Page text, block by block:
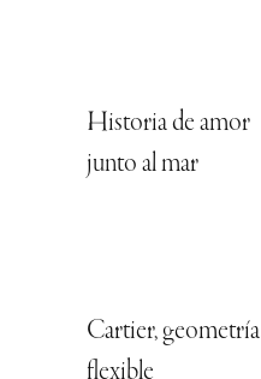
Historia de amor
junto al mar
Cartier, geometría
flexible